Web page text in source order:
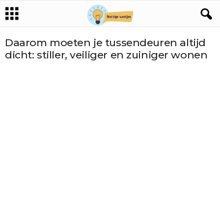
Daarom moeten je tussendeuren altijd
dicht: stiller, veiliger en zuiniger wonen